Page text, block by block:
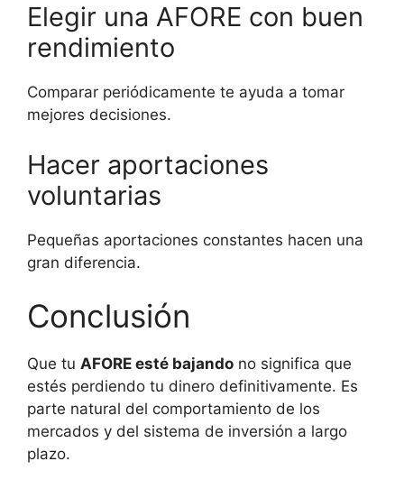
Elegir una AFORE con buen
rendimiento
Comparar periódicamente te ayuda a tomar
mejores decisiones.
Hacer aportaciones
voluntarias
Pequeñas aportaciones constantes hacen una
gran diferencia.
Conclusión
Que tu AFORE esté bajando no significa que
estés perdiendo tu dinero definitivamente. Es
parte natural del comportamiento de los
mercados y del sistema de inversión a largo
plazo.